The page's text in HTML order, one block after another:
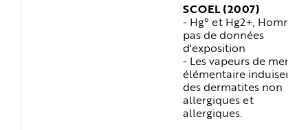
SCOEL (2007)
- Hg° et Hg2+, Homme,
pas de données
d'exposition
- Les vapeurs de
élémentaire induisent
des dermatites non
allergiques et
allergiques.